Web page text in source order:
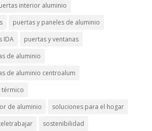
interior aluminio
puertas y paneles de aluminio
IDA
puertas y ventanas
de aluminio
de aluminio centroalum
de aluminio
soluciones para el hogar
sostenibilidad